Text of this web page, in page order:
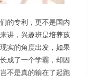
的专利，更不是国内
讲，兴趣班是培养孩
实的角度出发，如果
成了一个学霸，却因
不是真的输在了起跑